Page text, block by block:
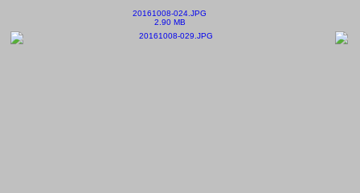
20161008-024.JPG
2.90 MB